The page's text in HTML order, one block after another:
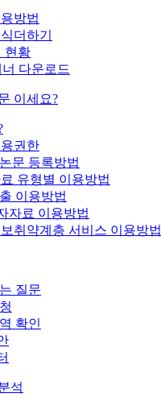
방법
더하기
현황
다운로드
이세요?
권한
문 등록방법
유형별 이용방법
이용방법
자료 이용방법
취약계층 서비스 이용방법
질문
확인
석